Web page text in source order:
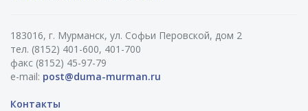
183016, г. Мурманск, ул. Софьи Перовской, дом 2
тел. (8152) 401-600, 401-700
факс (8152) 45-97-79
e-mail: post@duma-murman.ru
Контакты